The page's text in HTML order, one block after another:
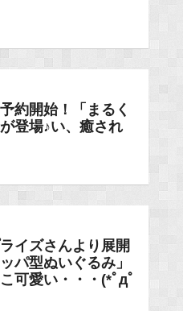
約開始！「まるく
登場♪い、癒され
イズさんより展開
パ型ぬいぐるみ」
可愛い・・・(*ﾟдﾟ